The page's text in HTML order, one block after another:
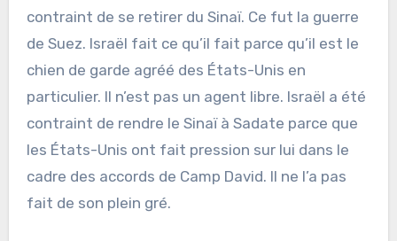
contraint de se retirer du Sinaï. Ce fut la guerre
de Suez. Israël fait ce qu’il fait parce qu’il est le
chien de garde agréé des États-Unis en
particulier. Il n’est pas un agent libre. Israël a été
contraint de rendre le Sinaï à Sadate parce que
les États-Unis ont fait pression sur lui dans le
cadre des accords de Camp David. Il ne l’a pas
fait de son plein gré.